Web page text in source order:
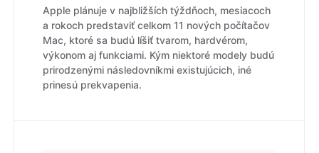
Apple plánuje v najbližších týždňoch, mesiacoch
a rokoch predstaviť celkom 11 nových počítačov
Mac, ktoré sa budú líšiť tvarom, hardvérom,
výkonom aj funkciami. Kým niektoré modely budú
prirodzenými následovníkmi existujúcich, iné
prinesú prekvapenia.